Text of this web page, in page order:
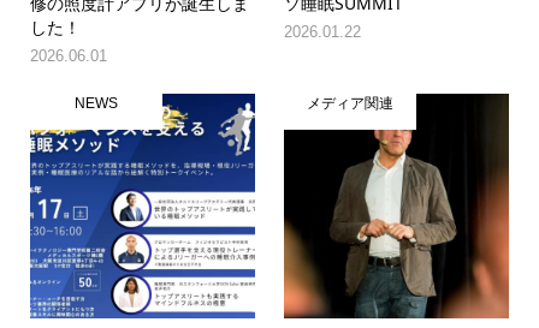
した！
2026.06.01
2026.01.22
NEWS メディア関連